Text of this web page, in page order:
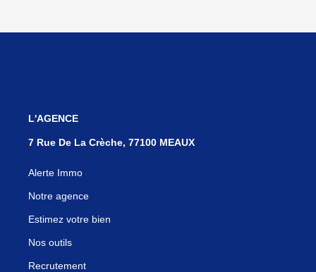
L'AGENCE
7 Rue De La Crèche, 77100 MEAUX
Alerte Immo
Notre agence
Estimez votre bien
Nos outils
Recrutement